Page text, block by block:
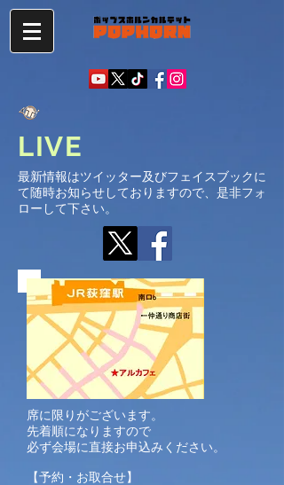
LIVE
最新情報はツイッター及びフェイスブックに
て随時お知らせしておりますので、是非フォ
ローして下さい。
席に限りがございます。
先着順になりますので
必ず会場に直接お申込みください。
【予約・お取合せ】